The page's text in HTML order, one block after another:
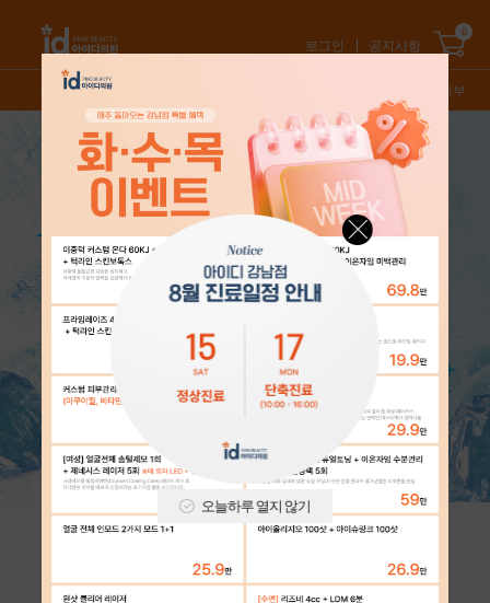
로그인 공지사항
카테고리 오늘의피부
0
/
아이디 어워즈 [대상]
전국민 1시술 시급! 스테디셀러
오늘하루 열지 않기